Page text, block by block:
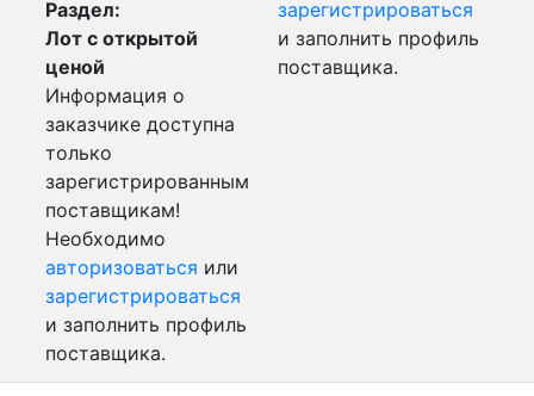
Раздел:
Лот с открытой
ценой
Информация о
заказчике доступна
только
зарегистрированным
поставщикам!
Необходимо
авторизоваться или
зарегистрироваться
и заполнить профиль
поставщика.
зарегистрироваться
и заполнить профиль
поставщика.